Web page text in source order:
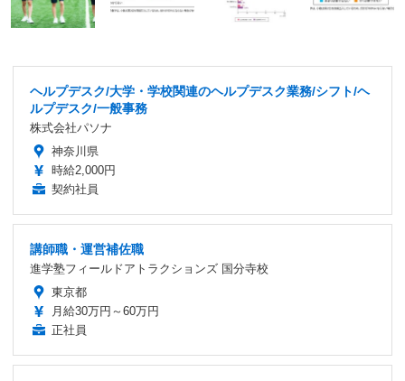
ヘルプデスク/大学・学校関連のヘルプデスク業務/シフト/ヘ
ルプデスク/一般事務
株式会社パソナ
神奈川県
時給2,000円
契約社員
講師職・運営補佐職
進学塾フィールドアトラクションズ 国分寺校
東京都
月給30万円～60万円
正社員